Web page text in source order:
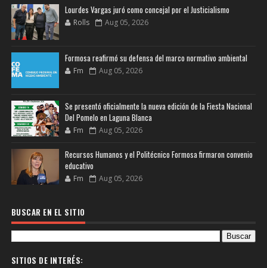
Lourdes Vargas juró como concejal por el Justicialismo
Rolls Aug 05, 2026
Formosa reafirmó su defensa del marco normativo ambiental
Fm Aug 05, 2026
Se presentó oficialmente la nueva edición de la Fiesta Nacional
Del Pomelo en Laguna Blanca
Fm Aug 05, 2026
Recursos Humanos y el Politécnico Formosa firmaron convenio
educativo
Fm Aug 05, 2026
BUSCAR EN EL SITIO
SITIOS DE INTERÉS: